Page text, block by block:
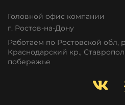
Головной офис компании
г. Ростов-на-Дону
Работаем по Ростовской обл,
Краснодарский кр.,
побережье